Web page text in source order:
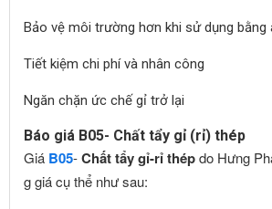
Bảo vệ môi trường hơn khi sử dụng
Tiết kiệm chi phí và nhân công
Ngăn chặn ức chế gỉ trở lại
Báo giá B05- Chất tẩy gỉ (rỉ) thép
Giá B05-Chất tẩy gỉ-rỉ thépdo Hưng
bảng giá cụ thể như sau: